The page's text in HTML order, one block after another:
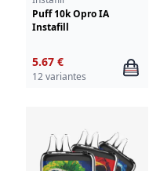
Puff 10k Opro IA
Instafill
5.67 €
12 variantes